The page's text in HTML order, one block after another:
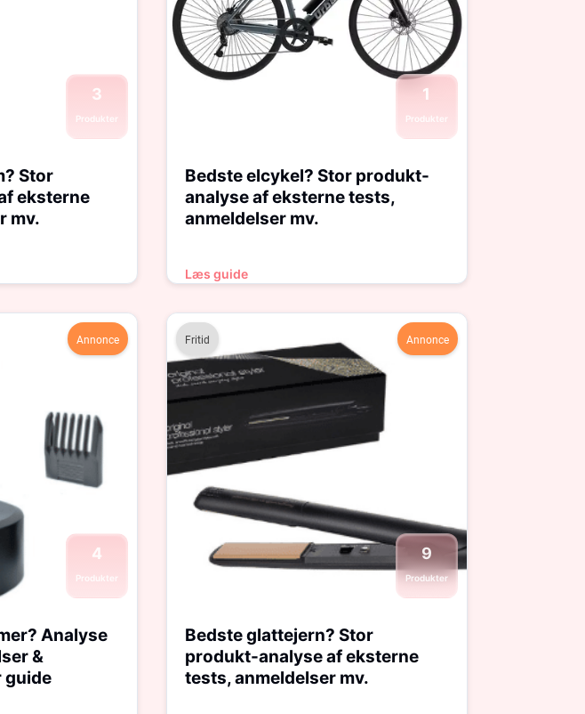
3
Produkter
Stor
eksterne
mv.
1
Produkter
Bedste elcykel? Stor produkt-
analyse af eksterne tests,
anmeldelser mv.
Læs guide
Annonce
4
Produkter
Analyse
&
guide
Fritid Annonce
9
Produkter
Bedste glattejern? Stor
produkt-analyse af eksterne
tests, anmeldelser mv.